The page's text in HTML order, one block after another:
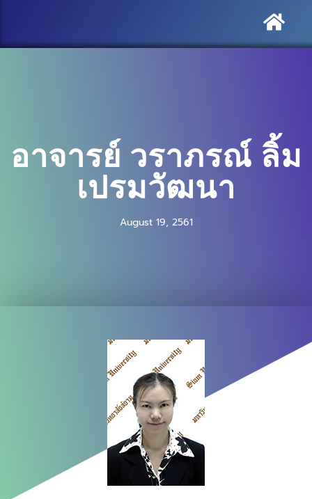
อาจารย์ วราภรณ์ ลิ้ม
เปรมวัฒนา
August 19, 2561